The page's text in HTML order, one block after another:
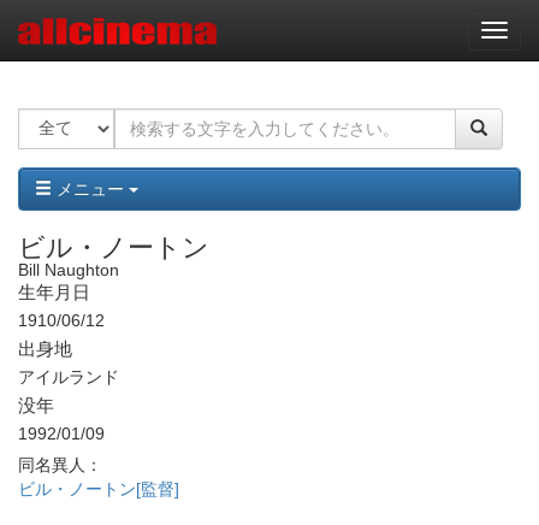
ナ
ビ
ー
ョ
ン
メニュー
ビル・ノートン
Bill Naughton
生年月日
1910/06/12
出身地
アイルランド
没年
1992/01/09
同名異人：
ビル・ノートン[監督]